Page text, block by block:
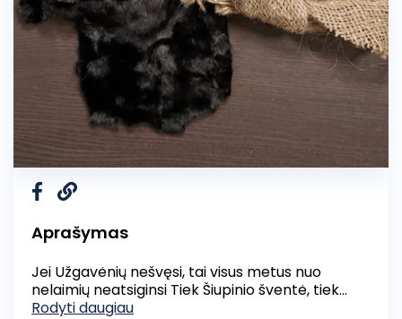
Aprašymas
Jei Užgavėnių nešvęsi, tai visus metus nuo
nelaimių neatsiginsi Tiek Šiupinio šventė, tiek
Užgavėnės skirtos atsisveikinti su žiema, bet ji
Rodyti daugiau